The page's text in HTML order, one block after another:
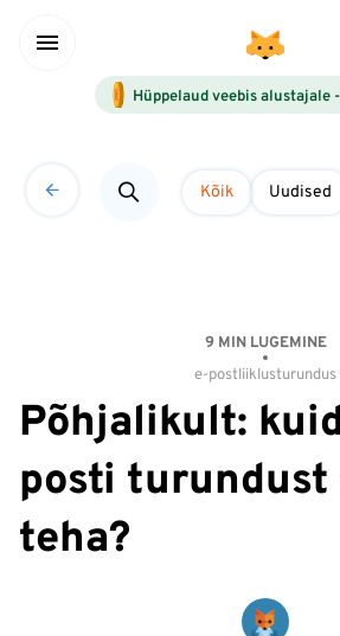
Hüppelaud veebis alustajale -
Kõik Uudised
9 MIN LUGEMINE
e-postliiklusturundus
Põhjalikult:
posti turundust
teha?